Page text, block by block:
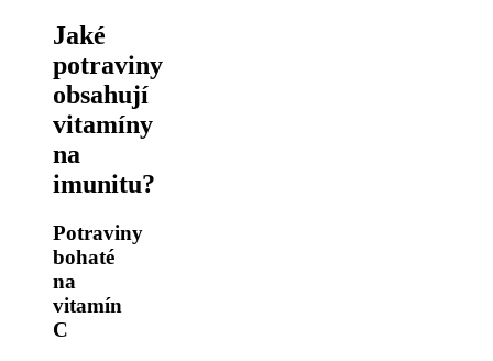
Jaké
potraviny
obsahují
vitamíny
na
imunitu?
Potraviny
bohaté
na
vitamín
C